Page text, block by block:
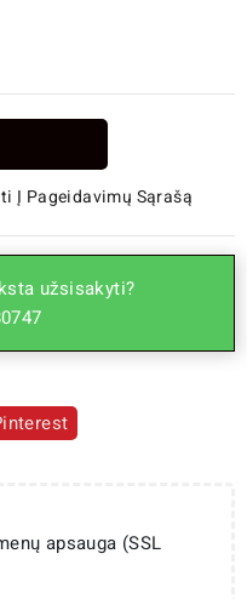
Į Pageidavimų Sąrašą
užsisakyti?
apsauga (SSL